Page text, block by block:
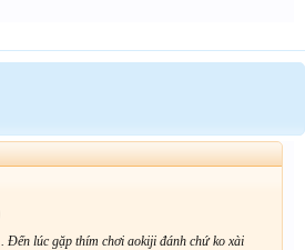
. Đến lúc gặp thím chơi aokiji đánh chứ ko xài